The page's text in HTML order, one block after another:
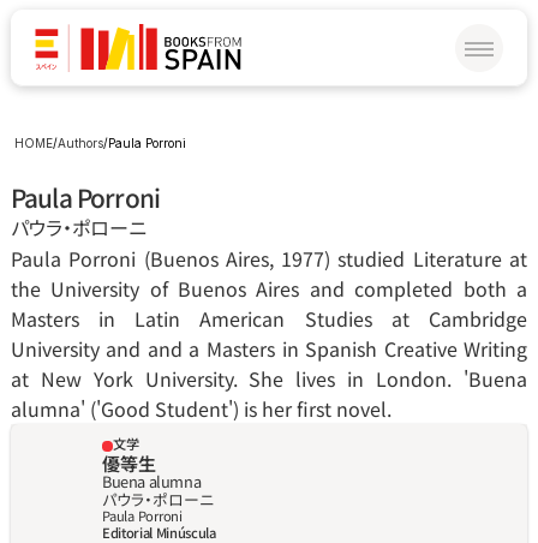
HOME/Authors/Paula Porroni
Paula Porroni
パウラ‧ポローニ
Paula Porroni (Buenos Aires, 1977) studied Literature at
the University of Buenos Aires and completed both a
Masters in Latin American Studies at Cambridge
University and and a Masters in Spanish Creative Writing
at New York University. She lives in London. 'Buena
alumna' ('Good Student') is her first novel.
文学
優等生
Buena alumna
パウラ‧ポローニ
Paula Porroni
Editorial Minúscula